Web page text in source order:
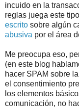
incuido en la
reglas juega este
escrito sobre algún
abusiva por el área
Me preocupa eso,
(en este blog
hacer SPAM sobre
el consentimiento
los elementos
comunicación, no